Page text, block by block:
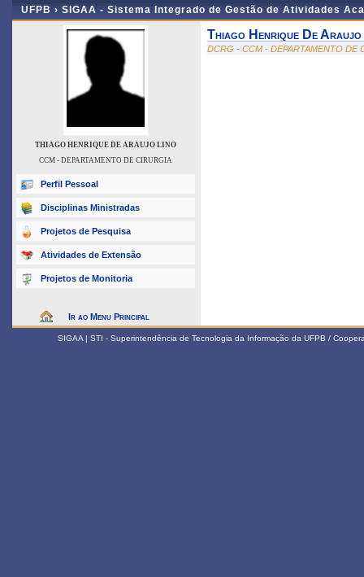
UFPB › SIGAA - Sistema Integrado de Gestão de Atividades
THIAGO HENRIQUE DE ARAUJO LINO
CCM - DEPARTAMENTO DE CIRURGIA
Perfil Pessoal
Disciplinas Ministradas
Projetos de Pesquisa
Atividades de Extensão
Projetos de Monitoria
Ir ao Menu Principal
Thiago Henrique De
DCRG - CCM - DEPARTAMENTO DE
SIGAA | STI - Superintendência de Tecnologia da Informação da UFPB /